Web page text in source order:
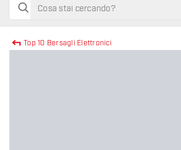
cerca
cerca
Top 10 Bersagli Elettronici